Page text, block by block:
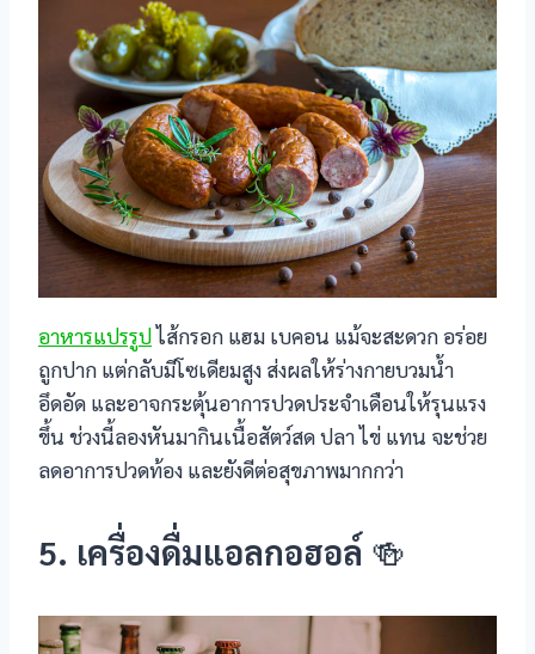
อาหารแปรรูปไส้กรอก แฮม เบคอน แม้จะสะดวก อร่อย
ถูกปาก แต่กลับมีโซเดียมสูง ส่งผลให้ร่างกายบวมน้ำ
อึดอัด และอาจกระตุ้นอาการปวดประจำเดือนให้รุนแรง
ขึ้น ช่วงนี้ลองหันมากินเนื้อสัตว์สด ปลา ไข่ แทน จะช่วย
ลดอาการปวดท้อง และยังดีต่อสุขภาพมากกว่า
5. เครื่องดื่มแอลกอฮอล์ 🍻